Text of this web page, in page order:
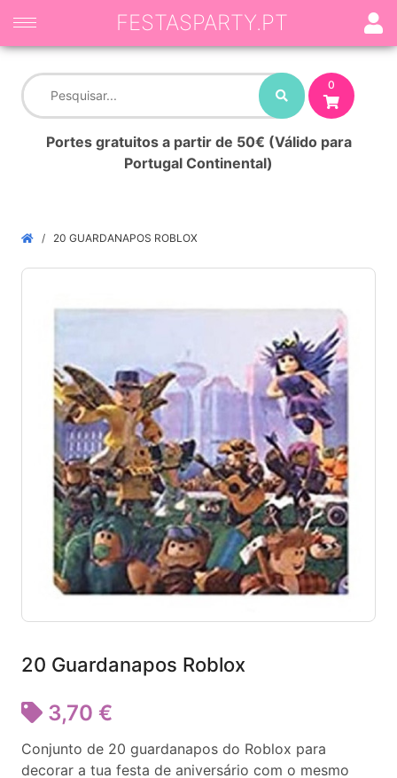
0
Portes gratuitos a partir de 50€ (Válido para
Portugal Continental)
FESTASPARTY.PT
20 GUARDANAPOS ROBLOX
20 Guardanapos Roblox
3,70 €
Conjunto de 20 guardanapos do Roblox para
decorar a tua festa de aniversário com o mesmo